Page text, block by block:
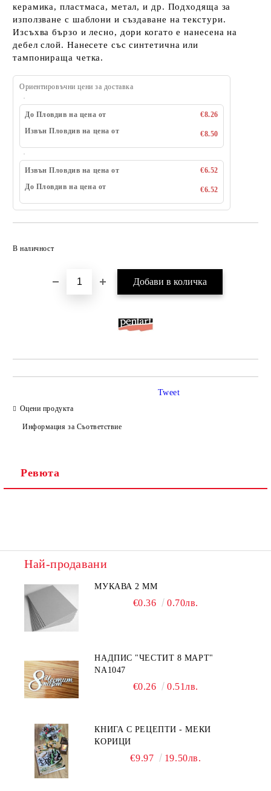
керамика, пластмаса, метал, и др. Подходяща за
използване с шаблони и създаване на текстури.
Изсъхва бързо и лесно, дори когато е нанесена на
дебел слой. Нанесете със синтетична или
тампонираща четка.
Ориентировъчни цени за доставка
До Пловдив на цена от
€8.26
Извън Пловдив на цена от
€8.50
Извън Пловдив на цена от
€6.52
До Пловдив на цена от
€6.52
В наличност
Оцени продукта
Информация за Съответствие
Tweet
Ревюта
Най-продавани
МУКАВА 2 ММ
€0.36 0.70лв.
НАДПИС "ЧЕСТИТ 8 МАРТ"
NA1047
€0.26 0.51лв.
КНИГА С РЕЦЕПТИ - МЕКИ
КОРИЦИ
€9.97 19.50лв.